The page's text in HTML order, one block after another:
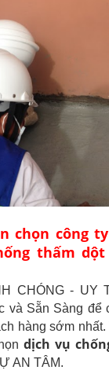
chọn công
thấm
CHÓNG - UY
và Sẵn Sàng để
hàng sớm
dịch vụ
AN TÂM.